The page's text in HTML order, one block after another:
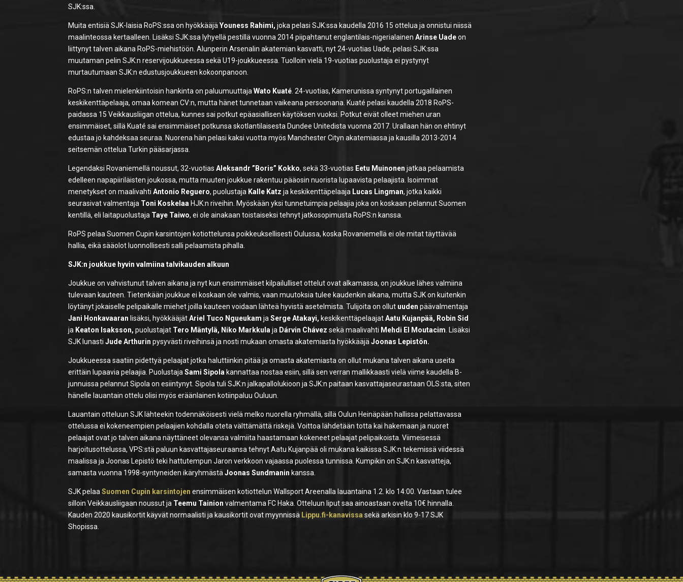
SJK:ssa.
Muita entisiä SJK-laisia RoPS:ssa on hyökkääjäYouness Rahimi, joka pelasi SJK:ssa kaudella 2016 15 ottelua ja onnistui niissä
maalinteossa kertaalleen. Lisäksi SJK:ssa lyhyellä pestillä vuonna 2014 piipahtanut englantilais-nigerialainenArinse Uadeon
liittynyt talven aikana RoPS-miehistöön. Alunperin Arsenalin akatemian kasvatti, nyt 24-vuotias Uade, pelasi SJK:ssa
muutaman pelin SJK:n reservijoukkueessa sekä U19-joukkueessa. Tuolloin vielä 19-vuotias puolustaja ei pystynyt
murtautumaan SJK:n edustusjoukkueen kokoonpanoon.
RoPS:n talven mielenkiintoisin hankinta on paluumuuttajaWato Kuaté. 24-vuotias, Kamerunissa syntynyt portugalilainen
keskikenttäpelaaja, omaa komean CV:n, mutta hänet tunnetaan vaikeana persoonana. Kuaté pelasi kaudella 2018 RoPS-
paidassa 15 Veikkausliigan ottelua, kunnes sai potkut epäasiallisen käytöksen vuoksi. Potkut eivät olleet miehen uran
ensimmäiset, sillä Kuaté sai ensimmäiset potkunsa skotlantilaisesta Dundee Unitedista vuonna 2017. Urallaan hän on ehtinyt
edustaa jo kahdeksaa seuraa. Nuorena hän pelasi kaksi vuotta myös Manchester Cityn akatemiassa ja kausilla 2013-2014
seitsemän ottelua Turkin pääsarjassa.
Legendaksi Rovaniemellä noussut, 32-vuotiasAleksandr ”Boris” Kokko, sekä 33-vuotias Eetu Muinonen jatkaa pelaamista
edelleen napapiiriläisten joukossa, mutta muuten joukkue rakentuu pääosin nuorista lupaavista pelaajista. Isoimmat
menetykset on maalivahtiAntonio Reguero, puolustaja Kalle Katz ja keskikenttäpelaaja Lucas Lingman, jotka kaikki
seurasivat valmentaja Toni Koskelaa HJK:n riveihin. Myöskään yksi tunnetuimpia pelaajia joka on koskaan pelannut Suomen
kentillä, eli laitapuolustaja Taye Taiwo, ei ole ainakaan toistaiseksi tehnyt jatkosopimusta RoPS:n kanssa.
RoPS pelaa Suomen Cupin karsintojen kotiottelunsa poikkeuksellisesti Oulussa, koska Rovaniemellä ei ole mitat täyttävää
hallia, eikä sääolot luonnollisesti salli pelaamista pihalla.
SJK:n joukkue hyvin valmiina talvikauden alkuun
Joukkue on vahvistunut talven aikana ja nyt kun ensimmäiset kilpailulliset ottelut ovat alkamassa, on joukkue lähes valmiina
tulevaan kauteen. Tietenkään joukkue ei koskaan ole valmis, vaan muutoksia tulee kaudenkin aikana, mutta SJK on kuitenkin
löytänyt jokaiselle pelipaikalle miehet joilla kauteen voidaan lähteä hyvistä asetelmista. Tulijoita on ollut uudenpäävalmentaja
Jani Honkavaaran lisäksi, hyökkääjätAriel Tuco Ngueukam jaSerge Atakayi, keskikenttäpelaajatAatu Kujanpää, Robin Sid
ja Keaton Isaksson,puolustajat Tero Mäntylä, Niko Markkulaja Dárvin Chávez sekä maalivahti Mehdi El Moutacim. Lisäksi
SJK lunastiJude Arthurin pysyvästi riveihinsä ja nosti mukaan omasta akatemiasta hyökkääjäJoonas Lepistön.
Joukkueessa saatiin pidettyä pelaajat jotka haluttiinkin pitää ja omasta akatemiasta on ollut mukana talven aikana useita
erittäin lupaavia pelaajia. PuolustajaSami Sipola kannattaa nostaa esiin, sillä sen verran mallikkaasti vielä viime kaudella B-
junnuissa pelannut Sipola on esiintynyt. Sipola tuli SJK:n jalkapallolukioon ja SJK:n paitaan kasvattajaseurastaan OLS:sta, siten
hänelle lauantain ottelu olisi myös eräänlainen kotiinpaluu Ouluun.
Lauantain otteluun SJK lähteekin todennäköisesti vielä melko nuorella ryhmällä, sillä Oulun Heinäpään hallissa pelattavassa
ottelussa ei kokeneempien pelaajien kohdalla oteta välttämättä riskejä. Voittoa lähdetään totta kai hakemaan ja nuoret
pelaajat ovat jo talven aikana näyttäneet olevansa valmiita haastamaan kokeneet pelaajat pelipaikoista. Viimeisessä
harjoitusottelussa, VPS:stä paluun kasvattajaseuraansa tehnyt Aatu Kujanpää oli mukana kaikissa SJK:n tekemissä viidessä
maalissa ja Joonas Lepistö teki hattutempun Jaron verkkoon vajaassa puolessa tunnissa. Kumpikin on SJK:n kasvatteja,
samasta vuonna 1998-syntyneiden ikäryhmästäJoonas Sundmanin kanssa.
SJK pelaaSuomen Cupin karsintojen ensimmäisen kotiottelun Wallsport Areenalla lauantaina 1.2. klo 14:00. Vastaan tulee
silloin Veikkausliigaan noussut ja Teemu Tainionvalmentama FC Haka. Otteluun liput saa ainoastaan ovelta 10€ hinnalla.
Kauden 2020 kausikortit käyvät normaalisti ja kausikortit ovat myynnissä Lippu.fi-kanavissasekä arkisin klo 9-17 SJK
Shopissa.